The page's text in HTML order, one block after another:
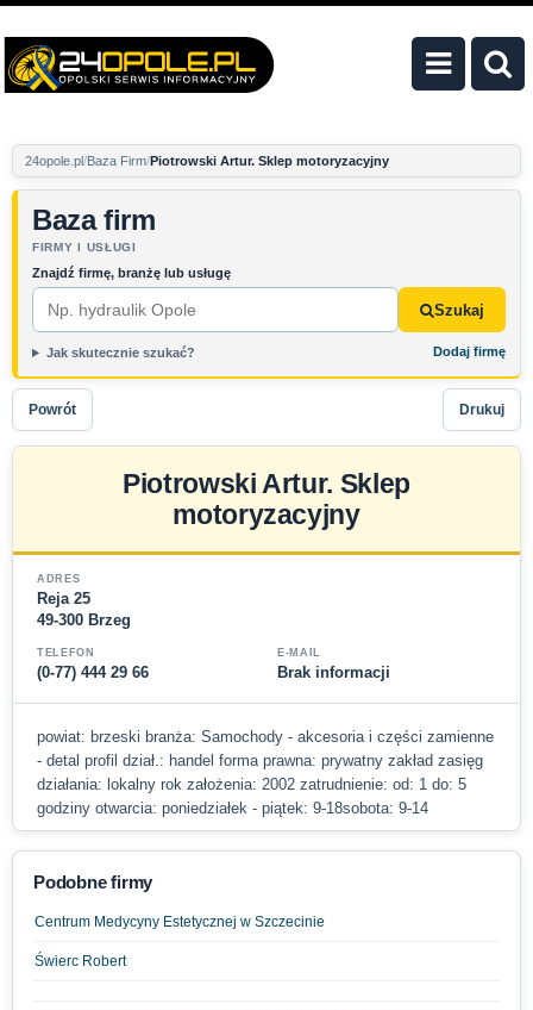
24opole.pl Baza Firm Piotrowski Artur. Sklep motoryzacyjny
Baza firm
FIRMY I USŁUGI
Znajdź firmę, branżę lub usługę
Szukaj
Jak skutecznie szukać? Dodaj firmę
Powrót Drukuj
Piotrowski Artur. Sklep
motoryzacyjny
ADRES
Reja 25
49-300 Brzeg
TELEFON
(0-77) 444 29 66
E-MAIL
Brak informacji
powiat: brzeski branża: Samochody - akcesoria i części zamienne
- detal profil dział.: handel forma prawna: prywatny zakład zasięg
działania: lokalny rok założenia: 2002 zatrudnienie: od: 1 do: 5
godziny otwarcia: poniedziałek - piątek: 9-18sobota: 9-14
Podobne firmy
Centrum Medycyny Estetycznej w Szczecinie
Świerc Robert